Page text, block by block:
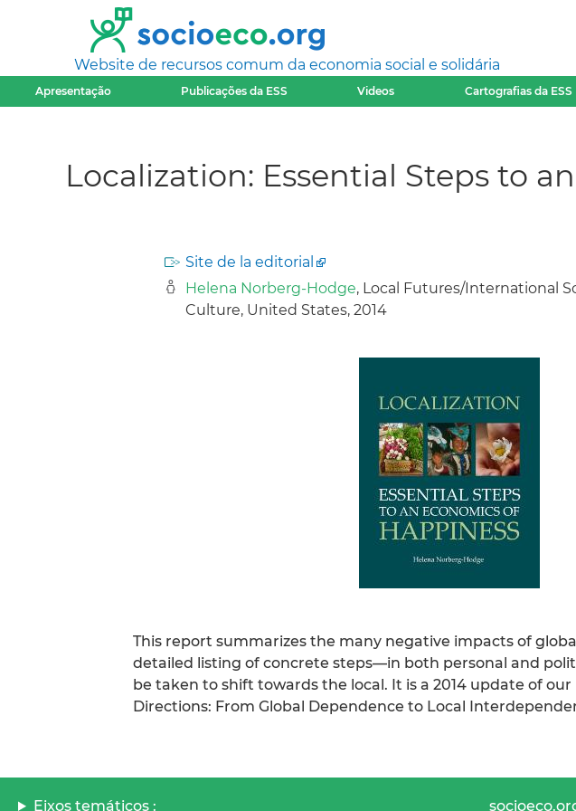
Website de recursos comum da economia social e solidária
Apresentação Publicações da ESS Videos Cartografias da ESS
Localization: Essential Steps to
Site de la editorial
Helena Norberg-Hodge, Local Futures/International
Culture, United States, 2014
This report summarizes the many negative impacts of
detailed listing of concrete steps—in both personal and
be taken to shift towards the local. It is a 2014 update of
Directions: From Global Dependence to Local
Eixos temáticos :